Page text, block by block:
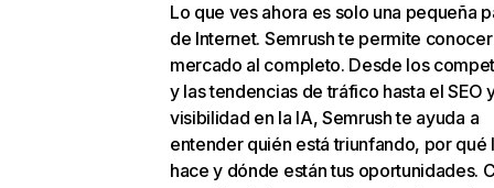
Lo que ves ahora es solo una pequeña
de Internet. Semrush te permite
mercado al completo. Desde los
y las tendencias de tráfico hasta el SEO
visibilidad en la IA, Semrush te ayuda a
entender quién está triunfando, por qué
hace y dónde están tus oportunidades.